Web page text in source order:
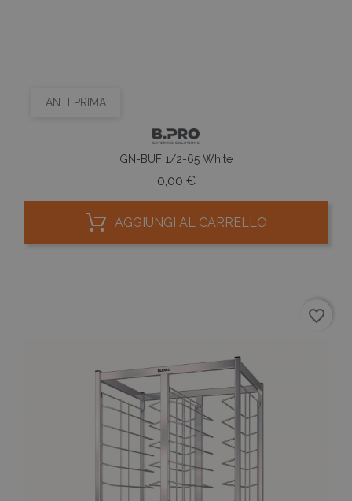
ANTEPRIMA
GN-BUF 1/2-65 White
0,00 €Prezzo
AGGIUNGI AL CARRELLO
favorite_border